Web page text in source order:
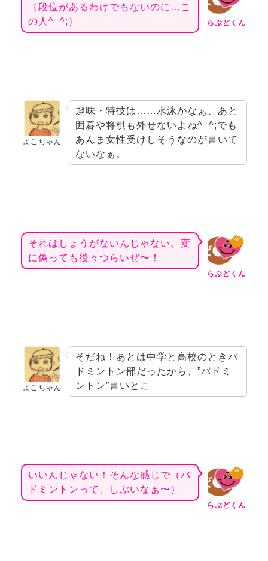
らぶどくん
（段位があるわけでもないのに…こ
の人^_^;）
よこちゃん
趣味・特技は……水泳かなぁ、あと
囲碁や将棋も外せないよね^_^;でも
あんま女性受けしそうなのが書いて
ないなぁ。
らぶどくん
それはしょうがないんじゃない。変
に偽っても後々つらいぜ〜！
よこちゃん
そだね！あとは中学と高校のときバ
ドミントン部だったから、”バドミ
ントン”書いとこ
らぶどくん
いいんじゃない！そんな感じで（バ
ドミントンって、しぶいなぁ〜）